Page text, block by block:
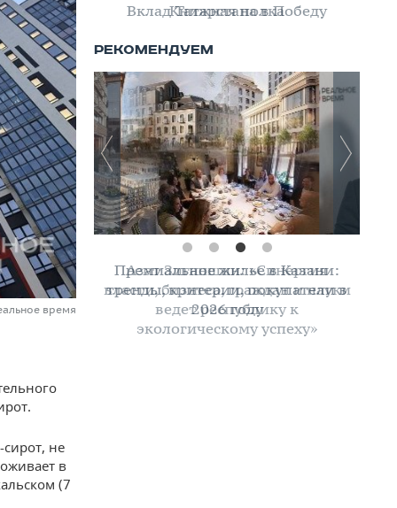
время
не
в
(7
Вклад Татарстана в Победу
Азат Зиганшин: «Синергия
власти, бизнеса, граждан и науки
ведет республику к
экологическому успеху»